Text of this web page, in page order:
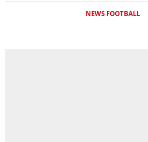
NEWS FOOTBALL